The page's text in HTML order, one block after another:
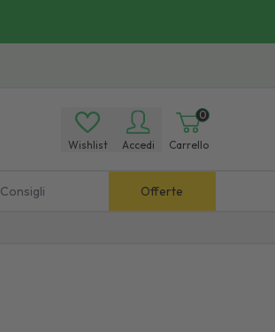
Wishlist Accedi
0
Carrello
Consigli Offerte